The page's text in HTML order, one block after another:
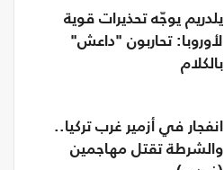
يلدريم يوجّه تحذيرات قوية
لأوروبا: تحاربون "داعش"
بالكلام
انفجار في أزمير غرب تركيا..
والشرطة تقتل مهاجمين